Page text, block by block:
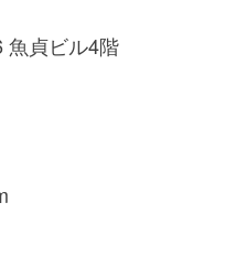
貞ビル4階